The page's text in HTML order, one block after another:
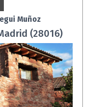
Muñoz
(28016)